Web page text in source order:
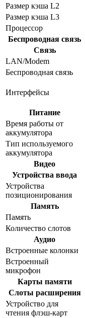
Размер кэша L2
Размер кэша L3
Процессор
Беспроводная связь
Связь
LAN/Modem
Беспроводная связь
Интерфейсы
Питание
Время работы от
аккумулятора
Тип используемого
аккумулятора
Видео
Устройства ввода
Устройства
позиционирования
Память
Память
Количество слотов
Аудио
Встроенные колонки
Встроенный
микрофон
Карты памяти
Слоты расширения
Устройство для
чтения флэш-карт